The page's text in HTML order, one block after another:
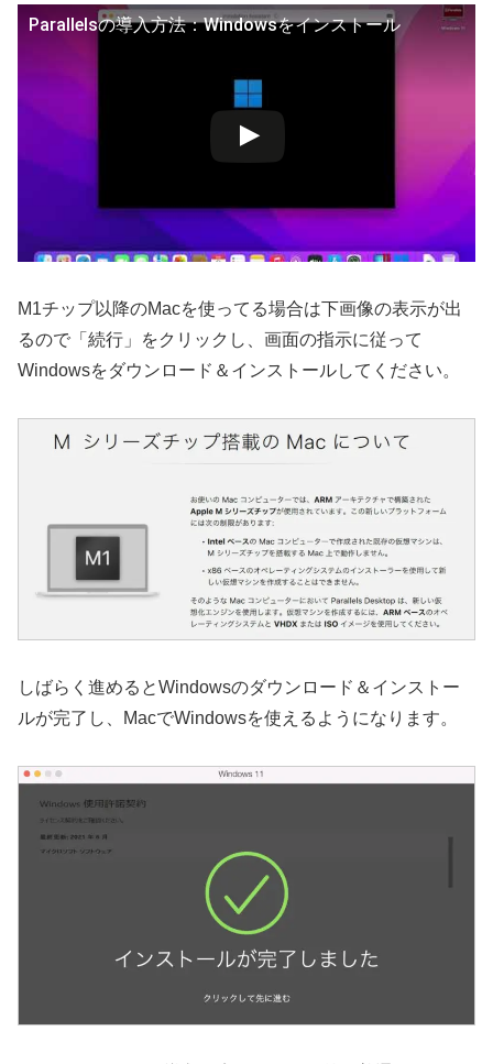
Parallelsの導入方法：Windowsをインストール
M1チップ以降のMacを使ってる場合は下画像の表示が出
るので「続行」をクリックし、画面の指示に従って
Windowsをダウンロード＆インストールしてください。
しばらく進めるとWindowsのダウンロード＆インストー
ルが完了し、MacでWindowsを使えるようになります。